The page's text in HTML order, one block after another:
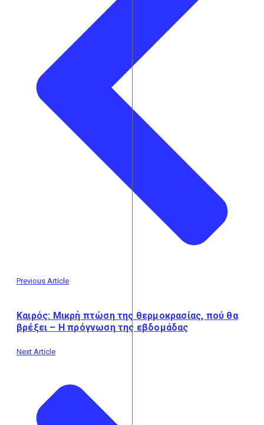
Previous Article
Kαιρός: Μικρή πτώση της θερμοκρασίας, πού θα
βρέξει – Η πρόγνωση της εβδομάδας
Next Article